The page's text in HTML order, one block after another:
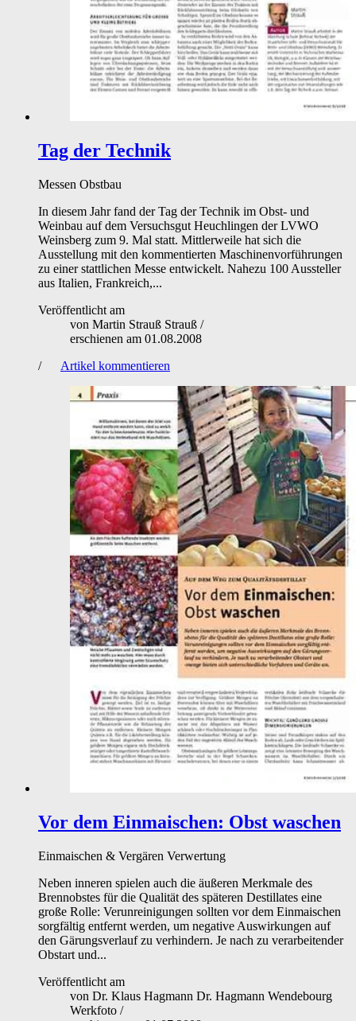
Tag der Technik
Messen Obstbau
In diesem Jahr fand der Tag der Technik im Obst- und
Weinbau auf dem Versuchsgut Heuchlingen der LVWO
Weinsberg zum 9. Mal statt. Mittlerweile hat sich die
Ausstellung mit den kommentierten Maschinenvorführungen
zu einer stattlichen Messe entwickelt. Nahezu 100 Aussteller
aus Italien, Frankreich,...
Veröffentlicht am
von Martin Strauß Strauß /
erschienen am 01.08.2008
/
Artikel kommentieren
Vor dem Einmaischen: Obst waschen
Einmaischen & Vergären Verwertung
Neben inneren spielen auch die äußeren Merkmale des
Brennobstes für die Qualität des späteren Destillates eine
große Rolle: Verunreinigungen sollten vor dem Einmaischen
sorgfältig entfernt werden, um negative Auswirkungen auf
den Gärungsverlauf zu verhindern. Je nach zu verarbeitender
Obstart und...
Veröffentlicht am
von Dr. Klaus Hagmann Dr. Hagmann Wendebourg
Werkfoto /